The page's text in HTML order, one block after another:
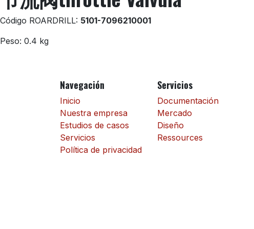
Código ROARDRILL: 5101-7096210001
Peso: 0.4 kg
Navegación
Inicio
Nuestra empresa
Estudios de casos
Servicios
Política de privacidad
Servicios
Documentación
Mercado
Diseño
Ressources